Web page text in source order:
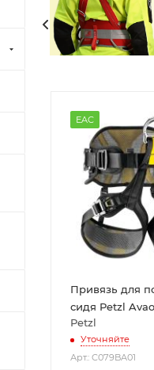
EAC
Привязь для
сидя Petzl
Petzl
Уточняйте
Арт.: C079BA01